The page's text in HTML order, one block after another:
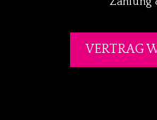
VERTRAG